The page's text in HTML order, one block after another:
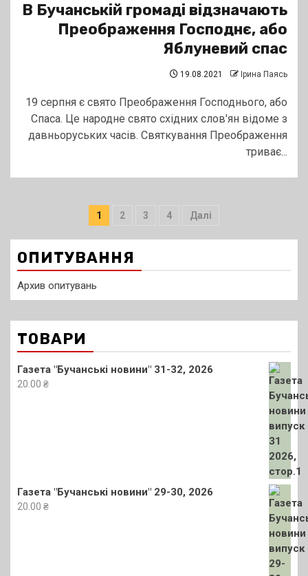
В Бучанській громаді відзначають
Преображення Господнє, або
Яблуневий спас
19.08.2021 Ірина Паясь
19 серпня є свято Преображення Господнього, або
Спаса. Це народне свято східних слов'ян відоме з
давньоруських часів. Святкування Преображення
триває...
Пагінація
записів
1 2 3 4 Далі
ОПИТУВАННЯ
Архив опитувань
ТОВАРИ
Газета "Бучанські новини" 31-32, 2026
20.00 ₴
Газета "Бучанські новини" 29-30, 2026
20.00 ₴